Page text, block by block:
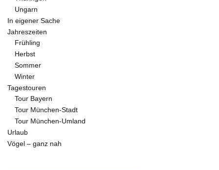
Ungarn
In eigener Sache
Jahreszeiten
Frühling
Herbst
Sommer
Winter
Tagestouren
Tour Bayern
Tour München-Stadt
Tour München-Umland
Urlaub
Vögel – ganz nah